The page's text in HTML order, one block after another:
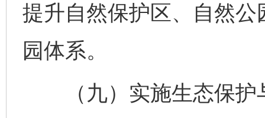
提升自然保护区、自然
园体系。
（九）实施生态保护